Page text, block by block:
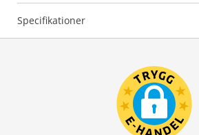
Specifikationer